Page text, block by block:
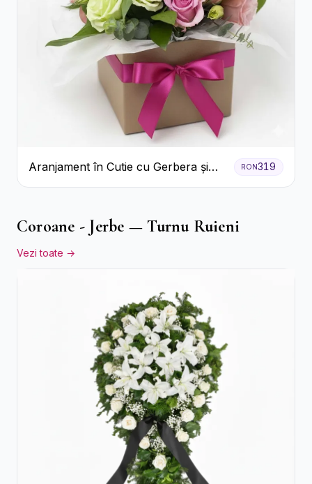
Aranjament în Cutie cu Gerbera și
Trandafiri Roz
RON319
Coroane - Jerbe — Turnu Ruieni
Vezi toate →